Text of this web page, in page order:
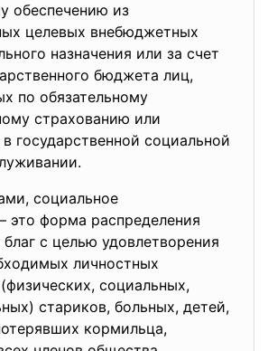
обеспечению из
целевых внебюджетных
назначения или за счет
бюджета лиц,
по обязательному
страхованию или
государственной социальной
социальное
это форма распределения
с целью удовлетворения
личностных
социальных,
стариков, больных, детей,
кормильца,